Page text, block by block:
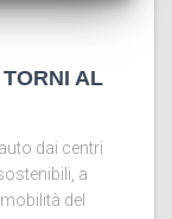
AL
dai centri
a
del